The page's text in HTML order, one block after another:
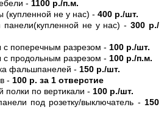
- 1100 р./п.м.
не у нас) - 400 р./шт.
панели(купленной не у нас) -300 р./
с поперечным разрезом - 100 р./шт.
с продольным разрезом - 100 р./п.м.
фальшпанелей - 150 р./шт.
- 100 р. за 1 отверстие
полки по вертикали - 100 р./шт.
под розетку/выключатель - 150